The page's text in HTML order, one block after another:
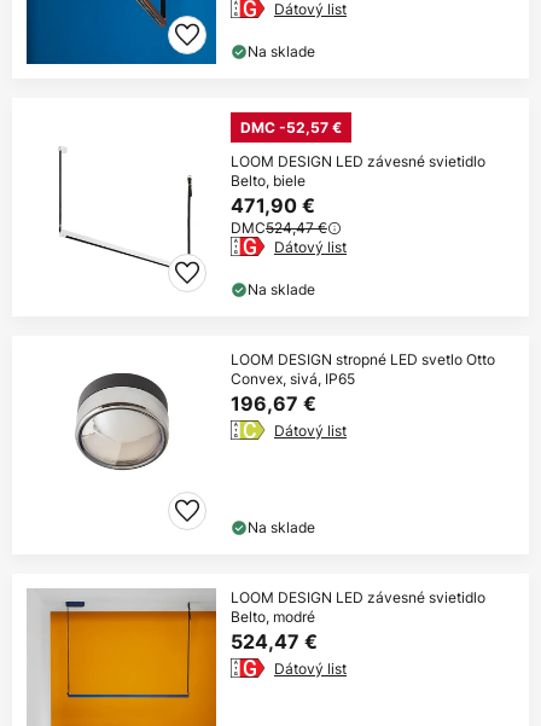
Dátový list
Na sklade
DMC -52,57 €
LOOM DESIGN LED závesné svietidlo
Belto, biele
471,90 €
DMC524,47 €
Dátový list
Na sklade
LOOM DESIGN stropné LED svetlo Otto
Convex, sivá, IP65
196,67 €
Dátový list
Na sklade
LOOM DESIGN LED závesné svietidlo
Belto, modré
524,47 €
Dátový list